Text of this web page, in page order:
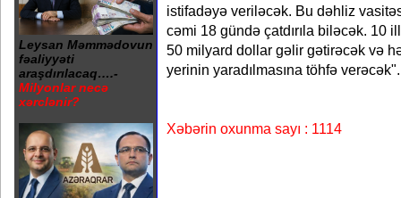
Leysan Məmmədovun
fəaliyyəti
araşdırılacaq….-
Milyonlar necə
xərclənir?
istifadəyə veriləcək. Bu dəhliz
cəmi 18 gündə çatdırıla biləcək. 10
50 milyard dollar gəlir gətirəcək və
yerinin yaradılmasına töhfə verəcək".
Xəbərin oxunma sayı : 1114